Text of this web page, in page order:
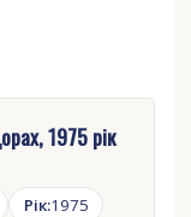
1975 рік
Рік:1975